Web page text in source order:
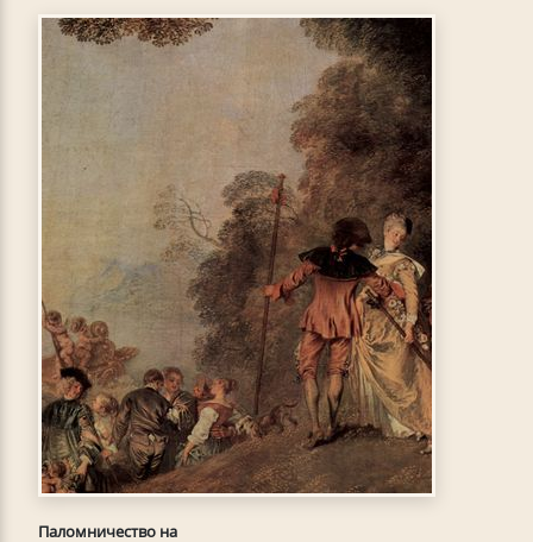
Паломничество на